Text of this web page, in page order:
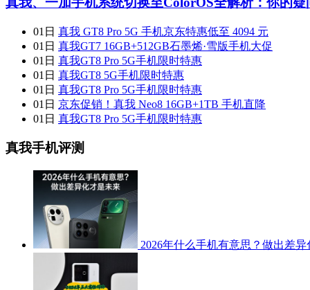
01日 真我 GT8 Pro 5G 手机京东特惠低至 4094 元
01日 真我GT7 16GB+512GB石墨烯·雪版手机大促
01日 真我GT8 Pro 5G手机限时特惠
01日 真我GT8 5G手机限时特惠
01日 真我GT8 Pro 5G手机限时特惠
01日 京东促销！真我 Neo8 16GB+1TB 手机直降
01日 真我GT8 Pro 5G手机限时特惠
真我手机评测
2026年什么手机有意思？做出差异